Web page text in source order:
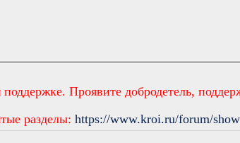
поддержке. Проявите добродетель,
разделы:https://www.kroi.ru/forum/